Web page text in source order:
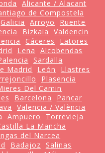
Alicante / Alacant
de Compostela
Galicia Arroyo
Ruente
Bizkaia
Valdencin
Cáceres
Latores
Lena
Alcobendas
Sardalla
Madrid León
Llastres
Plasencia
Del Camin
Barcelona
Pancar
Valencia / València
Ampuero
Torrevieja
La Mancha
del Narcea
Badajoz
Salinas